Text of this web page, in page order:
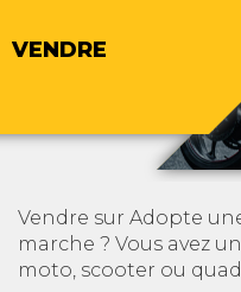
VENDRE
Vendre sur Adopte
marche ? Vous avez
moto, scooter ou